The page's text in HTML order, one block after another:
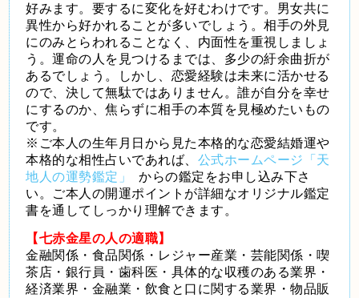
好みます。要するに変化を好むわけです。男女共に
異性から好かれることが多いでしょう。相手の外見
にのみとらわれることなく、内面性を重視しましょ
う。運命の人を見つけるまでは、多少の紆余曲折が
あるでしょう。しかし、恋愛経験は未来に活かせる
ので、決して無駄ではありません。誰が自分を幸せ
にするのか、焦らずに相手の本質を見極めたいもの
です。
※ご本人の生年月日から見た本格的な恋愛結婚運や
本格的な相性占いであれば、 公式ホームページ「天
地人の運勢鑑定」
からの鑑定をお申し込み下さ
い。ご本人の開運ポイントが詳細なオリジナル鑑定
書を通してしっかり理解できます。
【七赤金星の人の適職】
金融関係・食品関係・レジャー産業・芸能関係・喫
茶店・銀行員・歯科医・具体的な収穫のある業界・
経済業界・金融業・飲食と口に関する業界・物品販